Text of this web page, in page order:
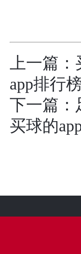
上一篇：
app排行
下一篇：
买球的